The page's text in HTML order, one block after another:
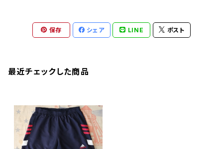
保存 シェア LINE ポスト
最近チェックした商品